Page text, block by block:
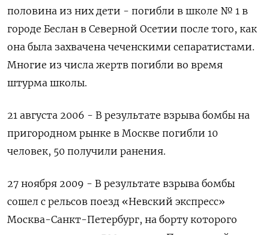
половина из них дети - погибли в школе № 1 в
городе Беслан в Северной Осетии после того, как
она была захвачена чеченскими сепаратистами.
Многие из числа жертв погибли во время
штурма школы.
21 августа 2006 - В результате взрыва бомбы на
пригородном рынке в Москве погибли 10
человек, 50 получили ранения.
27 ноября 2009 - В результате взрыва бомбы
сошел с рельсов поезд «Невский экспресс»
Москва-Санкт-Петербург, на борту которого